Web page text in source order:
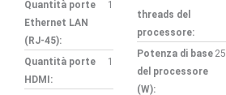
Quantità porte
Ethernet LAN
(RJ-45):
1
Quantità porte
HDMI:
1
threads del
processore:
Potenza di base
del processore
(W):
25